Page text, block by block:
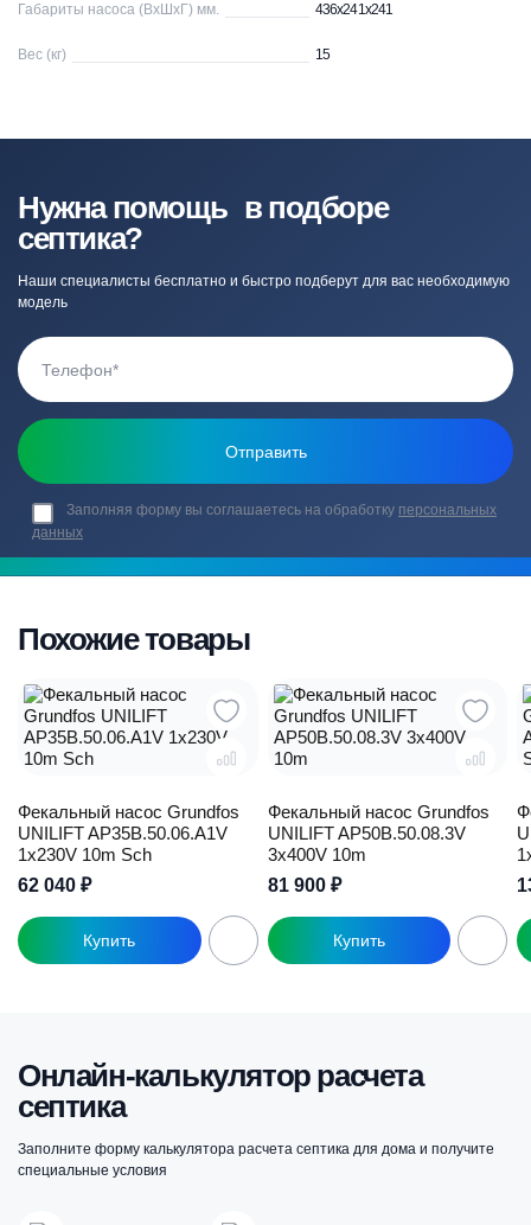
Габариты насоса (ВхШхГ) мм. 436x241x241
Вес (кг) 15
Нужна помощь в подборе
септика?
Наши специалисты бесплатно и быстро подберут для вас необходимую
модель
Заполняя форму вы соглашаетесь на обработку персональных
данных
Похожие товары
Фекальный насос Grundfos
UNILIFT AP35B.50.06.A1V
1x230V 10m Sch
62 040 ₽
Фекальный насос Grundfos
UNILIFT AP50B.50.08.3V
3x400V 10m
81 900 ₽
Онлайн-калькулятор расчета
септика
Заполните форму калькулятора расчета септика для дома и получите
специальные условия